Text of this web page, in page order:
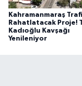
Kahramanmaraş
Rahatlatacak Proje!
Kadıoğlu Kavşağı
Yenileniyor